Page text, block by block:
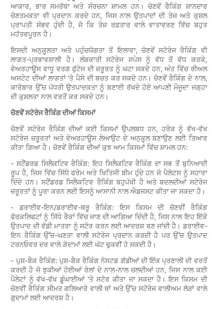
ਆਕਾਰ, ਭਾਰ ਸਮਰੱਥਾ ਅਤੇ ਸੰਰਚਨਾ ਸ਼ਾਮਲ ਹਨ। ਚੋਣਵੇਂ ਰੈਕਿੰਗ ਸ਼ਾਨਦਾਰ
ਚੋਣਤਮਕਤਾ ਵੀ ਪ੍ਰਦਾਨ ਕਰਦੇ ਹਨ, ਜਿਸ ਨਾਲ ਉਤਪਾਦਾਂ ਦੀ ਤੇਜ਼ ਅਤੇ ਕੁਸ਼ਲ
ਪ੍ਰਾਪਤੀ ਸੰਭਵ ਹੁੰਦੀ ਹੈ, ਜੋ ਕਿ ਤੇਜ਼ ਰਫ਼ਤਾਰ ਵਾਲੇ ਵਾਤਾਵਰਣ ਵਿੱਚ ਬਹੁਤ
ਮਹੱਤਵਪੂਰਨ ਹੈ।
ਇਸਦੀ ਅਨੁਕੂਲਤਾ ਅਤੇ ਪਹੁੰਚਯੋਗਤਾ ਤੋਂ ਇਲਾਵਾ, ਚੋਣਵੇਂ ਸਟੋਰੇਜ ਰੈਕਿੰਗ ਵੀ
ਲਾਗਤ-ਪ੍ਰਭਾਵਸ਼ਾਲੀ ਹੈ। ਲੰਬਕਾਰੀ ਸਟੋਰੇਜ ਸਪੇਸ ਨੂੰ ਵੱਧ ਤੋਂ ਵੱਧ ਕਰਕੇ,
ਵੇਅਰਹਾਊਸ ਵਾਧੂ ਵਰਗ ਫੁੱਟੇਜ ਦੀ ਜ਼ਰੂਰਤ ਨੂੰ ਘਟਾ ਸਕਦੇ ਹਨ, ਅੰਤ ਵਿੱਚ ਰੀਅਲ
ਅਸਟੇਟ ਦੀਆਂ ਲਾਗਤਾਂ 'ਤੇ ਪੈਸੇ ਦੀ ਬਚਤ ਕਰ ਸਕਦੇ ਹਨ। ਚੋਣਵੇਂ ਰੈਕਿੰਗ ਦੇ ਨਾਲ,
ਕਾਰੋਬਾਰ ਉੱਚ ਪੱਧਰੀ ਉਤਪਾਦਕਤਾ ਨੂੰ ਬਣਾਈ ਰੱਖਦੇ ਹੋਏ ਆਪਣੀ ਮੌਜੂਦਾ ਜਗ੍ਹਾ
ਦੀ ਕੁਸ਼ਲਤਾ ਨਾਲ ਵਰਤੋਂ ਕਰ ਸਕਦੇ ਹਨ।
ਚੋਣਵੇਂ ਸਟੋਰੇਜ ਰੈਕਿੰਗ ਦੀਆਂ ਕਿਸਮਾਂ
ਚੋਣਵੇਂ ਸਟੋਰੇਜ ਰੈਕਿੰਗ ਦੀਆਂ ਕਈ ਕਿਸਮਾਂ ਉਪਲਬਧ ਹਨ, ਹਰੇਕ ਨੂੰ ਵੱਖ-ਵੱਖ
ਸਟੋਰੇਜ ਜ਼ਰੂਰਤਾਂ ਅਤੇ ਵੇਅਰਹਾਊਸ ਲੇਆਉਟ ਦੇ ਅਨੁਕੂਲ ਬਣਾਉਣ ਲਈ ਤਿਆਰ
ਕੀਤਾ ਗਿਆ ਹੈ। ਚੋਣਵੇਂ ਰੈਕਿੰਗ ਦੀਆਂ ਕੁਝ ਆਮ ਕਿਸਮਾਂ ਵਿੱਚ ਸ਼ਾਮਲ ਹਨ:
- ਸਟੈਂਡਰਡ ਸਿਲੈਕਟਿਵ ਰੈਕਿੰਗ: ਇਹ ਸਿਲੈਕਟਿਵ ਰੈਕਿੰਗ ਦਾ ਸਭ ਤੋਂ ਬੁਨਿਆਦੀ
ਰੂਪ ਹੈ, ਜਿਸ ਵਿੱਚ ਸਿੱਧੇ ਫਰੇਮ ਅਤੇ ਖਿਤਿਜੀ ਬੀਮ ਹੁੰਦੇ ਹਨ ਜੋ ਪੈਲੇਟਸ ਨੂੰ ਸਹਾਰਾ
ਦਿੰਦੇ ਹਨ। ਸਟੈਂਡਰਡ ਸਿਲੈਕਟਿਵ ਰੈਕਿੰਗ ਬਹੁਪੱਖੀ ਹੈ ਅਤੇ ਬਦਲਦੀਆਂ ਸਟੋਰੇਜ
ਜ਼ਰੂਰਤਾਂ ਨੂੰ ਪੂਰਾ ਕਰਨ ਲਈ ਇਸਨੂੰ ਆਸਾਨੀ ਨਾਲ ਐਡਜਸਟ ਕੀਤਾ ਜਾ ਸਕਦਾ ਹੈ।
- ਡਰਾਈਵ-ਇਨ/ਡਰਾਈਵ-ਥਰੂ ਰੈਕਿੰਗ: ਇਸ ਕਿਸਮ ਦੀ ਚੋਣਵੀਂ ਰੈਕਿੰਗ
ਫੋਰਕਲਿਫਟਾਂ ਨੂੰ ਸਿੱਧੇ ਰੈਕਾਂ ਵਿੱਚ ਜਾਣ ਦੀ ਆਗਿਆ ਦਿੰਦੀ ਹੈ, ਜਿਸ ਨਾਲ ਇਹ ਇੱਕੋ
ਉਤਪਾਦ ਦੀ ਵੱਡੀ ਮਾਤਰਾ ਨੂੰ ਸਟੋਰ ਕਰਨ ਲਈ ਆਦਰਸ਼ ਬਣ ਜਾਂਦੀ ਹੈ। ਡਰਾਈਵ-
ਇਨ ਰੈਕਿੰਗ ਉੱਚ-ਘਣਤਾ ਵਾਲੀ ਸਟੋਰੇਜ ਪ੍ਰਦਾਨ ਕਰਦੀ ਹੈ ਪਰ ਉੱਚ ਉਤਪਾਦ
ਟਰਨਓਵਰ ਦਰ ਵਾਲੇ ਗੋਦਾਮਾਂ ਲਈ ਘੱਟ ਢੁਕਵੀਂ ਹੋ ਸਕਦੀ ਹੈ।
- ਪੁਸ਼-ਬੈਕ ਰੈਕਿੰਗ: ਪੁਸ਼-ਬੈਕ ਰੈਕਿੰਗ ਨੇਸਟਡ ਗੱਡੀਆਂ ਦੀ ਇੱਕ ਪ੍ਰਣਾਲੀ ਦੀ ਵਰਤੋਂ
ਕਰਦੀ ਹੈ ਜੋ ਝੁਕੀਆਂ ਹੋਈਆਂ ਰੇਲਾਂ ਦੇ ਨਾਲ-ਨਾਲ ਚਲਦੀਆਂ ਹਨ, ਜਿਸ ਨਾਲ ਕਈ
ਪੈਲੇਟਾਂ ਨੂੰ ਵੱਖ-ਵੱਖ ਡੂੰਘਾਈਆਂ 'ਤੇ ਸਟੋਰ ਕੀਤਾ ਜਾ ਸਕਦਾ ਹੈ। ਇਸ ਕਿਸਮ ਦੀ
ਚੋਣਵੀਂ ਰੈਕਿੰਗ ਸੀਮਤ ਗਲਿਆਰੇ ਵਾਲੀ ਥਾਂ ਅਤੇ ਉੱਚ ਸਟੋਰੇਜ ਵਾਲੀਅਮ ਲੋੜਾਂ ਵਾਲੇ
ਗੁਦਾਮਾਂ ਲਈ ਆਦਰਸ਼ ਹੈ।